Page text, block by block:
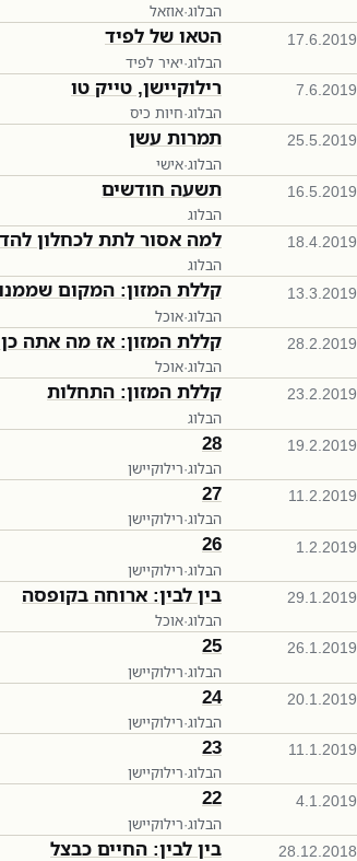
הבלוג·אוזאל
17.6.2019 הטאו של לפיד
הבלוג·יאיר לפיד
7.6.2019 רילוקיישן, טייק טו
הבלוג·חיות כיס
25.5.2019 תמרות עשן
הבלוג·אישי
16.5.2019 תשעה חודשים
הבלוג
18.4.2019 למה אסור לתת לכחלון
הבלוג
13.3.2019 קללת המזון: המקום
הבלוג·אוכל
28.2.2019 קללת המזון: אז מה אתה
הבלוג·אוכל
23.2.2019 קללת המזון: התחלות
הבלוג
19.2.2019
28
הבלוג·רילוקיישן
11.2.2019
27
הבלוג·רילוקיישן
1.2.2019
26
הבלוג·רילוקיישן
29.1.2019 בין לבין: ארוחה בקופסה
הבלוג·אוכל
26.1.2019
25
הבלוג·רילוקיישן
20.1.2019
24
הבלוג·רילוקיישן
11.1.2019
23
הבלוג·רילוקיישן
4.1.2019
22
הבלוג·רילוקיישן
28.12.2018 בין לבין: החיים כבצל